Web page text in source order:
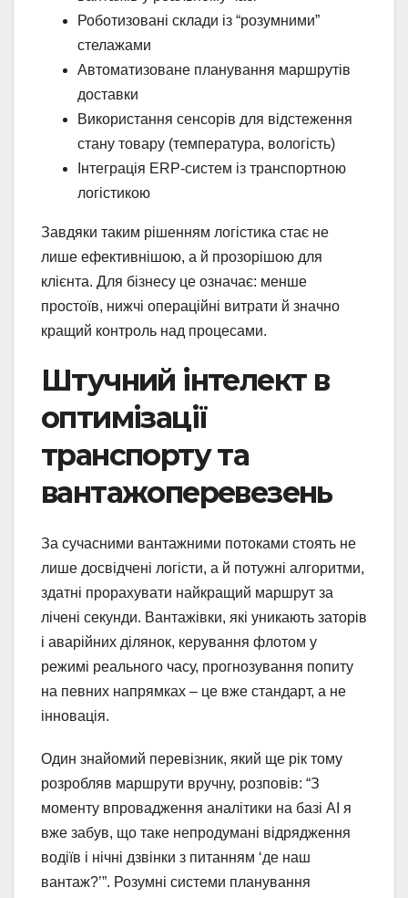
Роботизовані склади із “розумними”
стелажами
Автоматизоване планування маршрутів
доставки
Використання сенсорів для відстеження
стану товару (температура, вологість)
Інтеграція ERP-систем із транспортною
логістикою
Завдяки таким рішенням логістика стає не
лише ефективнішою, а й прозорішою для
клієнта. Для бізнесу це означає: менше
простоїв, нижчі операційні витрати й значно
кращий контроль над процесами.
Штучний інтелект в
оптимізації
транспорту та
вантажоперевезень
За сучасними вантажними потоками стоять не
лише досвідчені логісти, а й потужні алгоритми,
здатні прорахувати найкращий маршрут за
лічені секунди. Вантажівки, які уникають заторів
і аварійних ділянок, керування флотом у
режимі реального часу, прогнозування попиту
на певних напрямках – це вже стандарт, а не
інновація.
Один знайомий перевізник, який ще рік тому
розробляв маршрути вручну, розповів: “З
моменту впровадження аналітики на базі AI я
вже забув, що таке непродумані відрядження
водіїв і нічні дзвінки з питанням ‘де наш
вантаж?’”. Розумні системи планування